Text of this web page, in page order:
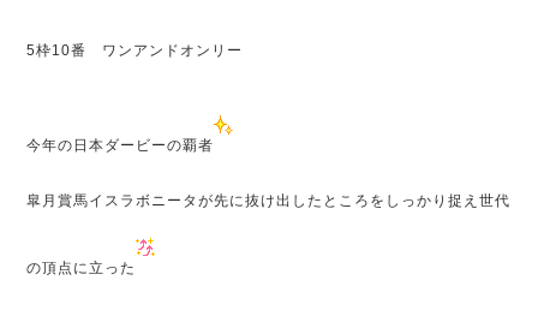
5枠10番 ワンアンドオンリー
今年の日本ダービーの覇者
皐月賞馬イスラボニータが先に抜け出したところをしっかり捉え世代
の頂点に立った